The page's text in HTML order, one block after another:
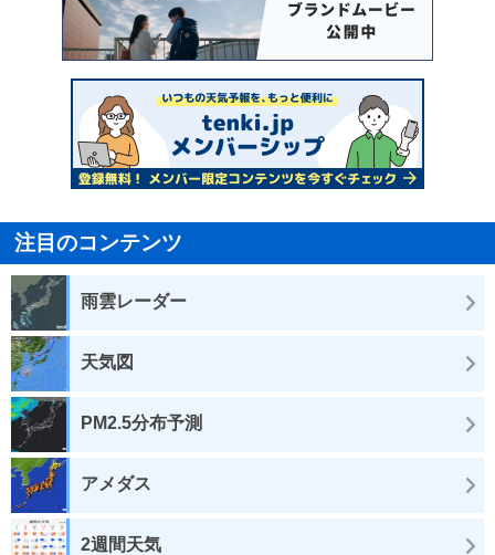
注目のコンテンツ
雨雲レーダー
天気図
PM2.5分布予測
アメダス
2週間天気